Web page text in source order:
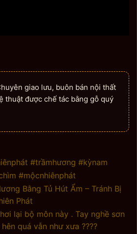
giao lưu, buôn bán nội thất
thuật được chế tác bằng gỗ quý
#trầmhương #kỳnam
#mộcnhiênphát
Bằng Tủ Hút Ẩm – Tránh Bị
Phát
lại bộ môn này . Tay nghề sơn
quá vẫn như xưa ????